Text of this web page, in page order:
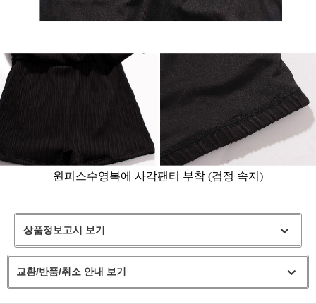
원피스수영복에 사각팬티 부착 (검정 속지)
상품정보고시 보기
교환/반품/취소 안내 보기